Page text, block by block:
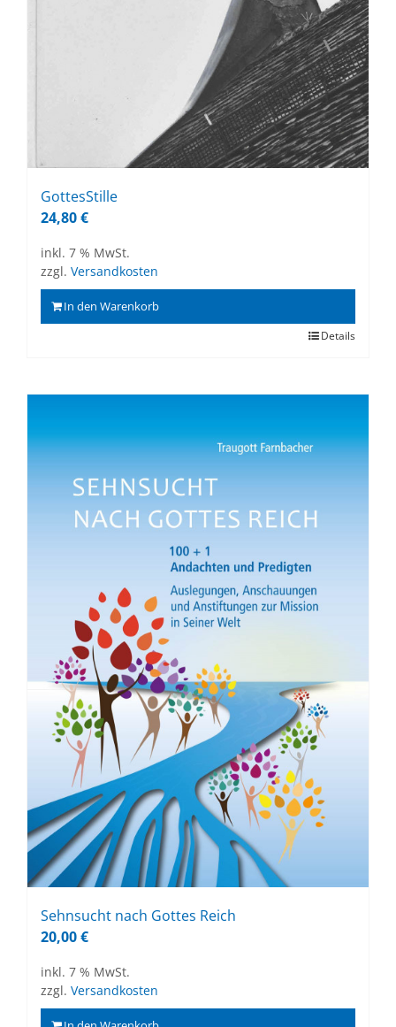
Got­tes­Stil­le
24,80€
inkl. 7 % MwSt.
zzgl. Versandkosten
In den Warenkorb
Details
Sehn­sucht nach Got­tes Reich
20,00€
inkl. 7 % MwSt.
zzgl. Versandkosten